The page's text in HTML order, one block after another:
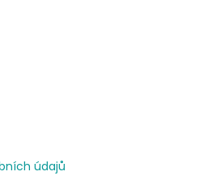
údajů